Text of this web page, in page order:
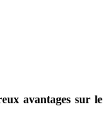
avantages sur le